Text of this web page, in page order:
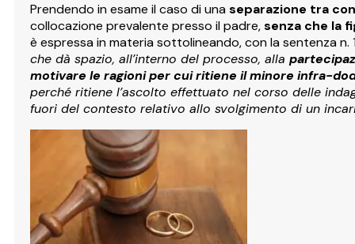
Prendendo in esame il caso di unaseparazione tra
collocazione prevalente presso il padre,senza che la
è espressa in materia sottolineando, con la sentenza n.
che dà spazio, all’interno del processo, alla
motivare le ragioni per cui ritiene il minore infra-
perché ritiene l’ascolto effettuato nel corso delle
fuori del contesto relativo allo svolgimento di un